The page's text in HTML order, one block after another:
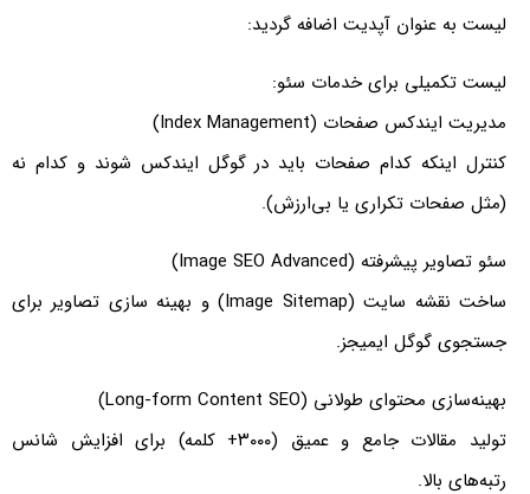
لیست به عنوان آپدیت اضافه گردید:
لیست تکمیلی برای خدمات سئو:
مدیریت ایندکس صفحات (Index Management)
کنترل اینکه کدام صفحات باید در گوگل ایندکس شوند و کدام نه
(مثل صفحات تکراری یا بی‌ارزش).
سئو تصاویر پیشرفته (Image SEO Advanced)
ساخت نقشه سایت (Image Sitemap) و بهینه سازی تصاویر برای
جستجوی گوگل ایمیجز.
بهینه‌سازی محتوای طولانی (Long-form Content SEO)
تولید مقالات جامع و عمیق (۳۰۰۰+ کلمه) برای افزایش شانس
رتبه‌های بالا.